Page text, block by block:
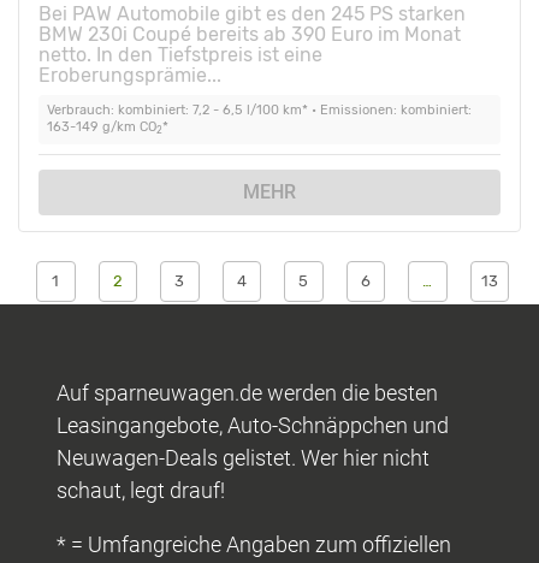
Bei PAW Automobile gibt es den 245 PS starken
BMW 230i Coupé bereits ab 390 Euro im Monat
netto. In den Tiefstpreis ist eine
Eroberungsprämie...
Verbrauch: kombiniert: 7,2 - 6,5 l/100 km* • Emissionen: kombiniert:
163-149 g/km CO2*
MEHR
1 2 3 4 5 6 13
Auf sparneuwagen.de werden die besten
Leasingangebote, Auto-Schnäppchen und
Neuwagen-Deals gelistet. Wer hier nicht
schaut, legt drauf!
* = Umfangreiche Angaben zum offiziellen